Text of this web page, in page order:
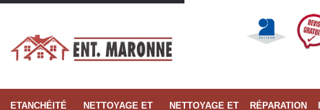
ETANCHÉITÉ
NETTOYAGE ET
NETTOYAGE ET
RÉPARATION